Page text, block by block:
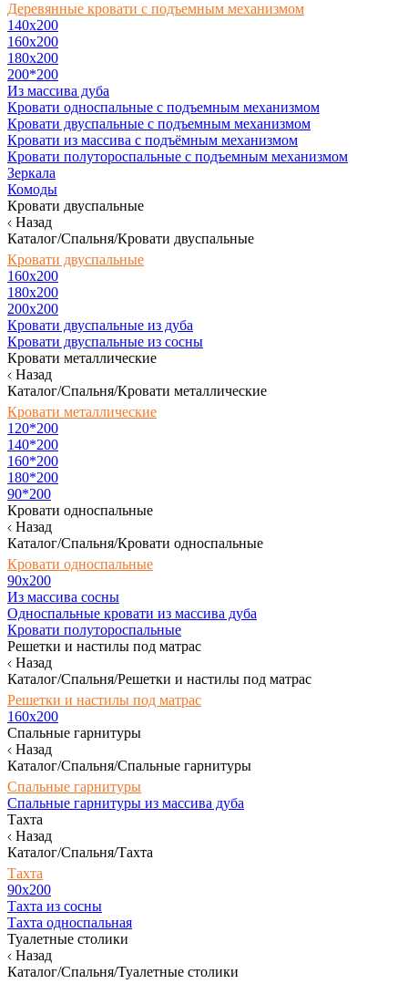
Деревянные кровати с подъемным механизмом
140x200
160х200
180х200
200*200
Из массива дуба
Кровати односпальные с подъемным механизмом
Кровати двуспальные с подъемным механизмом
Кровати из массива с подъёмным механизмом
Кровати полутороспальные с подъемным механизмом
Зеркала
Комоды
Кровати двуспальные
Назад
Каталог/Спальня/Кровати двуспальные
Кровати двуспальные
160х200
180x200
200x200
Кровати двуспальные из дуба
Кровати двуспальные из сосны
Кровати металлические
Назад
Каталог/Спальня/Кровати металлические
Кровати металлические
120*200
140*200
160*200
180*200
90*200
Кровати односпальные
Назад
Каталог/Спальня/Кровати односпальные
Кровати односпальные
90х200
Из массива сосны
Односпальные кровати из массива дуба
Кровати полутороспальные
Решетки и настилы под матрас
Назад
Каталог/Спальня/Решетки и настилы под матрас
Решетки и настилы под матрас
160х200
Спальные гарнитуры
Назад
Каталог/Спальня/Спальные гарнитуры
Спальные гарнитуры
Спальные гарнитуры из массива дуба
Тахта
Назад
Каталог/Спальня/Тахта
Тахта
90х200
Тахта из сосны
Тахта односпальная
Туалетные столики
Назад
Каталог/Спальня/Туалетные столики